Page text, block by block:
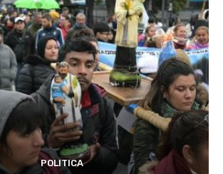
POLITICA